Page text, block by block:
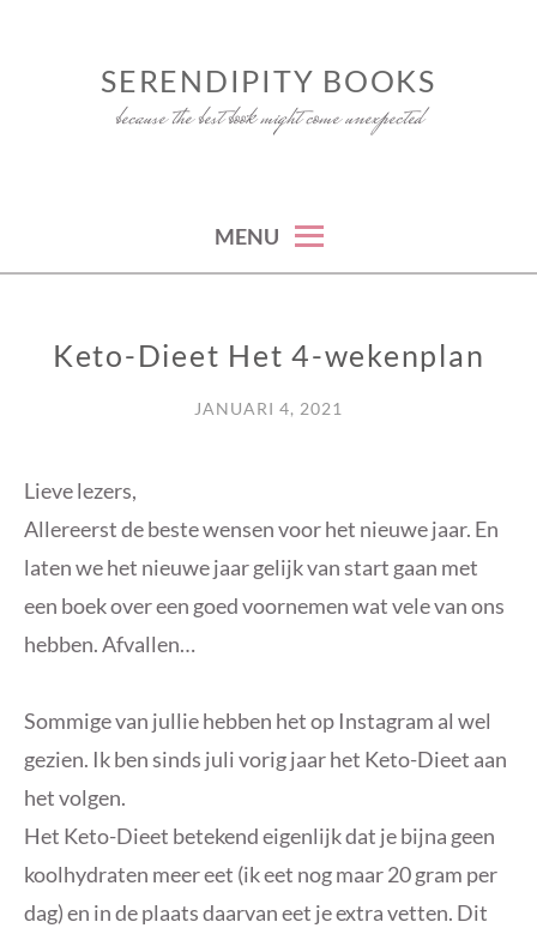
SERENDIPITY BOOKS
because the best book might come unexpected
MENU
RECENSIE
Keto-Dieet Het 4-wekenplan
JANUARI 4, 2021
Lieve lezers,
Allereerst de beste wensen voor het nieuwe jaar. En
laten we het nieuwe jaar gelijk van start gaan met
een boek over een goed voornemen wat vele van ons
hebben. Afvallen…
Sommige van jullie hebben het op Instagram al wel
gezien. Ik ben sinds juli vorig jaar het Keto-Dieet aan
het volgen.
Het Keto-Dieet betekend eigenlijk dat je bijna geen
koolhydraten meer eet (ik eet nog maar 20 gram per
dag) en in de plaats daarvan eet je extra vetten. Dit